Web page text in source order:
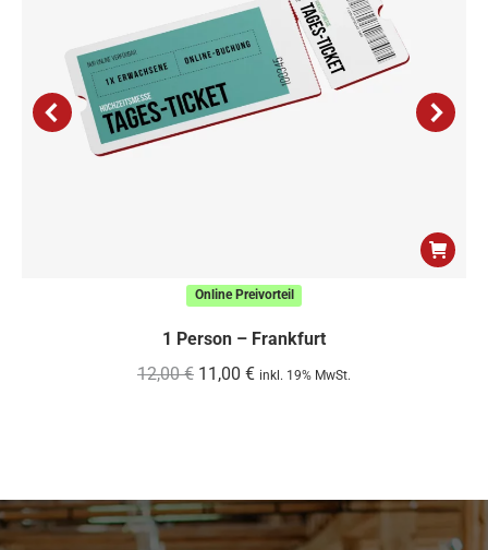
Online Preivorteil
1 Person – Frankfurt
12,00€ Ursprünglicher
11,00 €Aktueller
inkl. 19% MwSt.